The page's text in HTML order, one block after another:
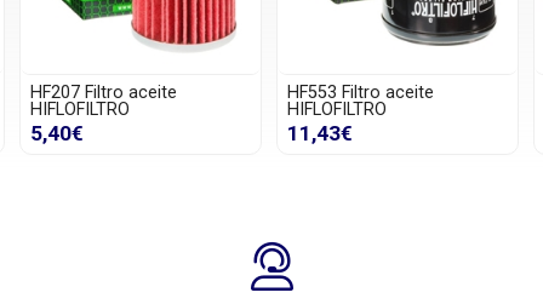
HF207 Filtro aceite
HIFLOFILTRO
5,40€
HF553 Filtro aceite
HIFLOFILTRO
11,43€